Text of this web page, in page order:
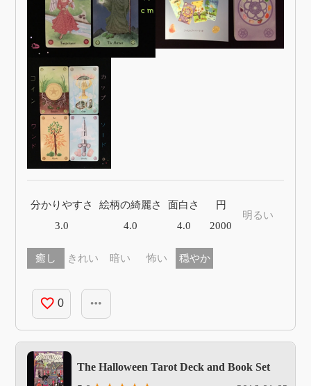
分かりやすさ
3.0
絵柄の綺麗さ
4.0
面白さ
4.0
円
2000
明るい
癒し きれい 暗い 怖い 穏やか
favorite_border 0 more_horiz
The Halloween Tarot Deck and Book Set